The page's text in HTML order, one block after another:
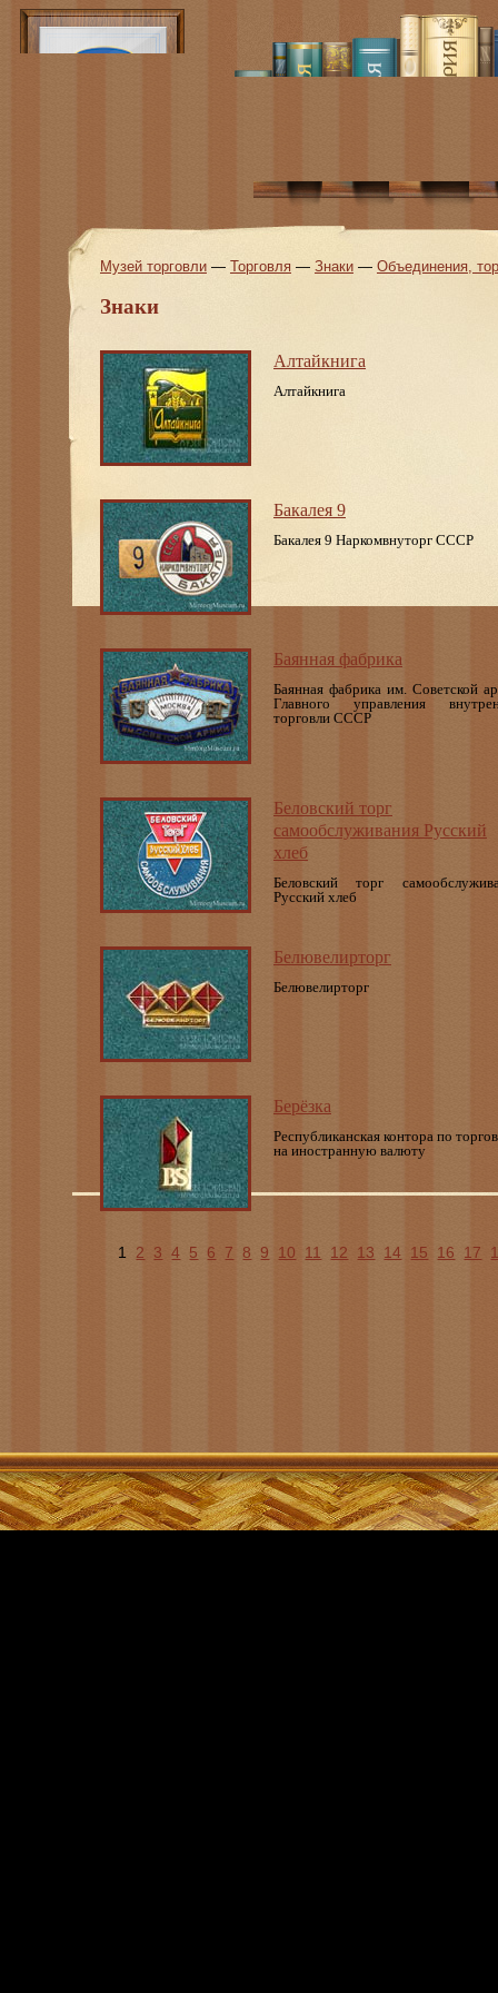
Музей торговли — Торговля — Знаки — Объединения,
Знаки
Алтайкнига
Алтайкнига
Бакалея 9
Бакалея 9 Наркомвнуторг СССР
Баянная фабрика
Баянная фабрика им. Советской
Главного управления
торговли СССР
Беловский торг
самообслуживания Русский
хлеб
Беловский торг
Русский хлеб
Белювелирторг
Белювелирторг
Берёзка
Республиканская контора по
на иностранную валюту
1 2 3 4 5 6 7 8 9 10 11 12 13 14 15 16 17